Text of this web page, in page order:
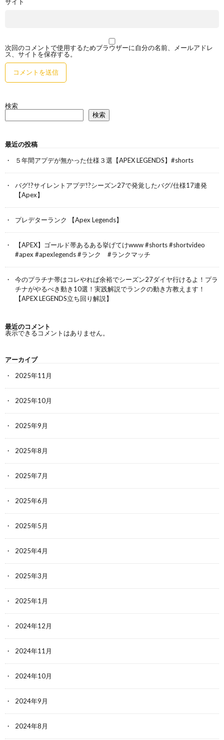
次回のコメントで使用するためブラウザーに自分の名前、メールアドレ
ス、サイトを保存する。
検索
検索
最近の投稿
５年間アプデが無かった仕様３選【APEX LEGENDS】#shorts
バグ!?サイレントアプデ!?シーズン27で発覚したバグ/仕様17連発
【Apex】
プレデターランク 【Apex Legends】
【APEX】ゴールド帯あるある挙げてけwww #shorts #shortvideo
#apex #apexlegends #ランク #ランクマッチ
今のプラチナ帯はコレやれば余裕でシーズン27ダイヤ行けるよ！プラ
チナがやるべき動き10選！実践解説でランクの動き方教えます！
【APEX LEGENDS立ち回り解説】
最近のコメント
表示できるコメントはありません。
アーカイブ
2025年11月
2025年10月
2025年9月
2025年8月
2025年7月
2025年6月
2025年5月
2025年4月
2025年3月
2025年1月
2024年12月
2024年11月
2024年10月
2024年9月
2024年8月